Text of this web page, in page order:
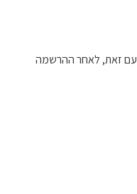
עם זאת, לאחר ההרשמה